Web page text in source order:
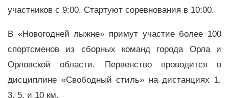
участников с 9:00. Стартуют соревнования в 10:00.
В «Новогодней лыжне» примут участие более 100
спортсменов из сборных команд города Орла и
Орловской области. Первенство проводится в
дисциплине «Свободный стиль» на дистанциях 1,
3, 5, и 10 км.